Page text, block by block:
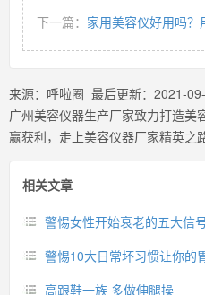
下一篇： 家用美容仪好用吗？
来源： 呼啦圈 最后更新： 2021-
广州美容仪器生产厂家致力打造美
赢获利，走上美容仪器厂家精英之路
相关文章
警惕女性开始衰老的五大信
警惕10大日常坏习惯让你的
高跟鞋一族 多做伸腿操